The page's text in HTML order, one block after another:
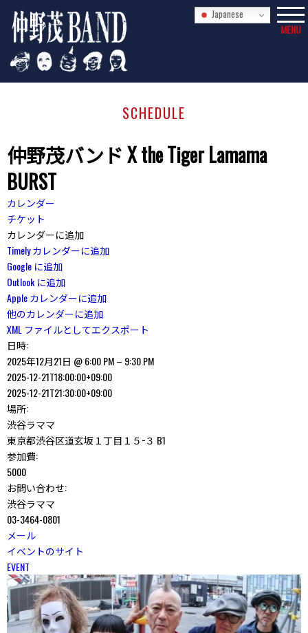
MENU
SCHEDULE
仲野茂バンド X the Tiger Lamama
BURST
カレンダー
チケット
カレンダーに追加
Timely カレンダーに追加
Google に追加
Outlook に追加
Apple カレンダーに追加
他のカレンダーに追加
XML ファイルとしてエクスポート
日時:
2025年12月21日 @ 6:00 PM – 9:30 PM
2025-12-21T18:00:00+09:00
2025-12-21T21:30:00+09:00
場所:
渋谷ラママ
東京都渋谷区道玄坂１丁目１５−３ B1
参加費:
5000
お問い合わせ:
渋谷ラママ
03-3464-0801
メール
イベントのサイト
EVENT
Japanese